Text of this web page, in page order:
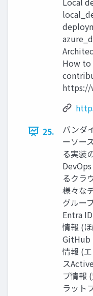
How
https://
25.
バンダ
ーソー
る実装
るクラ
様々な
グルー
Entra
情報 (
GitHub
情報 (
ス
プ情報
ラット